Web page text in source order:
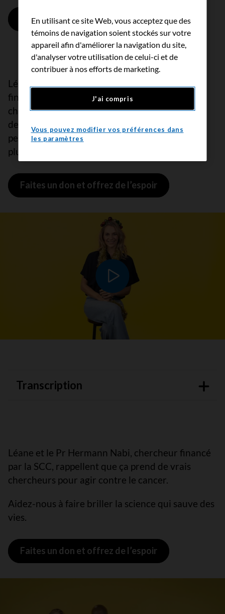
Faites un don pour faire fleurir l'espoir
Léane et la Dre Arielle Elkrief, chercheuse
financée par la SCC, rappellent que derrière
chaque don il y a des avancées en recherche et
des vies qui changent. Ensemble, aidons les
personnes touchées par le cancer à profiter de
plus de moments précieux avec leurs proches.
Faites un don et offrez de l’espoir
Lire le vidéo
Transcription
Léane et le Pr Hermann Nabi, chercheur financé
par la SCC, rappellent que ça prend de vrais
chercheurs pour agir contre le cancer.
Aidez-nous à faire briller la science qui sauve des
vies.
Faites un don et offrez de l’espoir
En utilisant ce site Web, vous acceptez que des
témoins de navigation soient stockés sur votre
appareil afin d'améliorer la navigation du site,
d'analyser votre utilisation de celui-ci et de
contribuer à nos efforts de marketing.
J'ai compris
Vous pouvez modifier vos préférences dans
les paramètres